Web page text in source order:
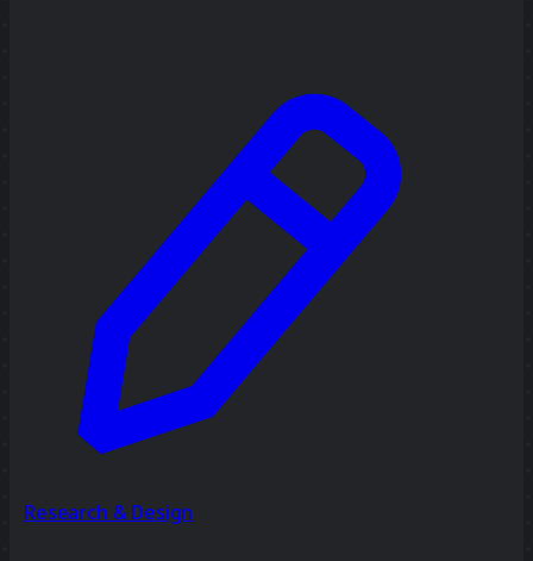
Research & Design